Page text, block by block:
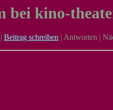
bei kino-
| Beitrag schreiben | Antworten |